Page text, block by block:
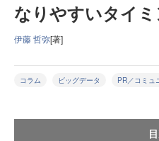
なりやすいタイ
伊藤 哲弥[著]
コラム ビッグデータ PR／コミュ